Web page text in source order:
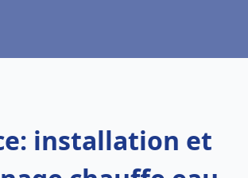
installation et